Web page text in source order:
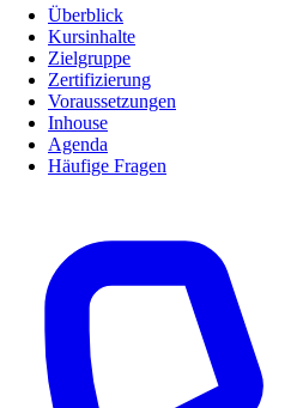
Überblick
Kursinhalte
Zielgruppe
Zertifizierung
Voraussetzungen
Inhouse
Agenda
Häufige Fragen